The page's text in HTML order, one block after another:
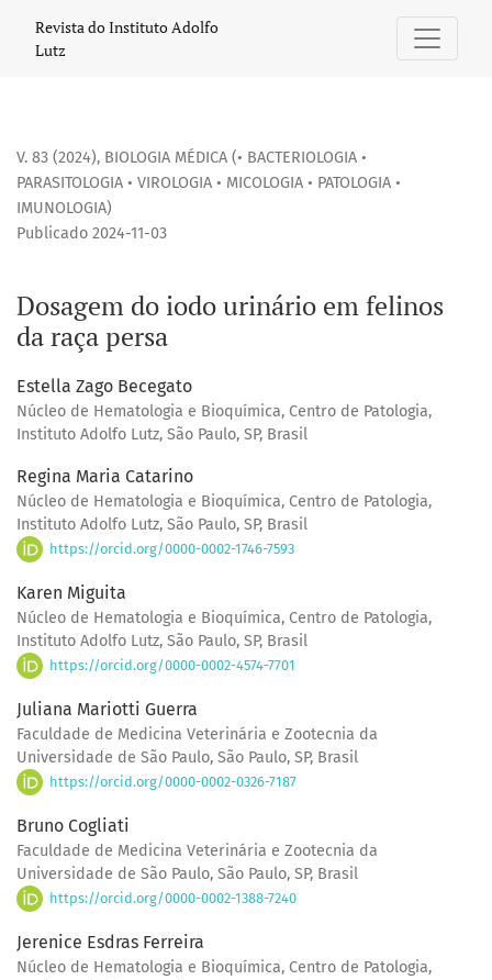
Dosagem do iodo urinário em felinos da raça persa
Revista do Instituto Adolfo
Lutz
V. 83 (2024), BIOLOGIA MÉDICA (• BACTERIOLOGIA •
PARASITOLOGIA • VIROLOGIA • MICOLOGIA • PATOLOGIA •
IMUNOLOGIA)
Dosagem do iodo urinário em felinos
da raça persa
Publicado 2024-11-03
Estella Zago Becegato
Núcleo de Hematologia e Bioquímica, Centro de Patologia,
Instituto Adolfo Lutz, São Paulo, SP, Brasil
Regina Maria Catarino
Núcleo de Hematologia e Bioquímica, Centro de Patologia,
Instituto Adolfo Lutz, São Paulo, SP, Brasil
https://orcid.org/0000-0002-1746-7593
Karen Miguita
Núcleo de Hematologia e Bioquímica, Centro de Patologia,
Instituto Adolfo Lutz, São Paulo, SP, Brasil
https://orcid.org/0000-0002-4574-7701
Juliana Mariotti Guerra
Faculdade de Medicina Veterinária e Zootecnia da
Universidade de São Paulo, São Paulo, SP, Brasil
https://orcid.org/0000-0002-0326-7187
Bruno Cogliati
Faculdade de Medicina Veterinária e Zootecnia da
Universidade de São Paulo, São Paulo, SP, Brasil
https://orcid.org/0000-0002-1388-7240
Jerenice Esdras Ferreira
Núcleo de Hematologia e Bioquímica, Centro de Patologia,